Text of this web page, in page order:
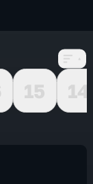
15
14